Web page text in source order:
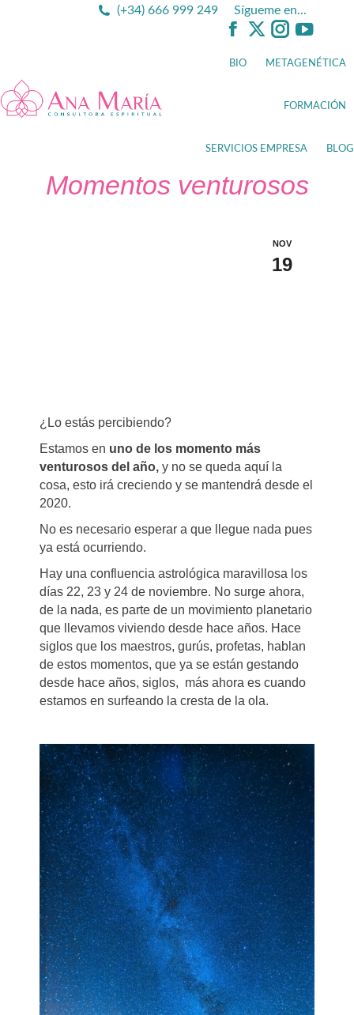
(+34) 666 999 249 Sígueme en...
Facebook
page
window
X
page
window
Instagram
page
in
window
YouTube
page
in
window
BIO METAGENÉTICA
FORMACIÓN
SERVICIOS EMPRESA BLOG
Momentos venturosos
NOV
19
¿Lo estás percibiendo?
Estamos en uno de los momento más
venturosos del año, y no se queda aquí la
cosa, esto irá creciendo y se mantendrá desde el
2020.
No es necesario esperar a que llegue nada pues
ya está ocurriendo.
Hay una confluencia astrológica maravillosa los
días 22, 23 y 24 de noviembre. No surge ahora,
de la nada, es parte de un movimiento planetario
que llevamos viviendo desde hace años. Hace
siglos que los maestros, gurús, profetas, hablan
de estos momentos, que ya se están gestando
desde hace años, siglos, más ahora es cuando
estamos en surfeando la cresta de la ola.